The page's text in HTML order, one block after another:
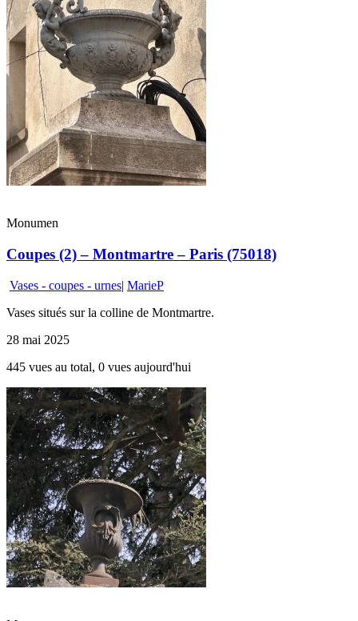
Monumen
Coupes (2) – Montmartre – Paris (75018)
Vases - coupes - urnes| MarieP
Vases situés sur la colline de Montmartre.
28 mai 2025
445 vues au total, 0 vues aujourd'hui